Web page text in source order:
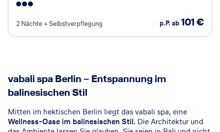
2 Nächte + Selbstverpflegung p.P. ab 101€
vabali spa Berlin – Entspannung im
balinesischen Stil
Mitten im hektischen Berlin liegt das vabali spa, eine
Wellness-Oase im balinesischen Stil. Die Architektur und